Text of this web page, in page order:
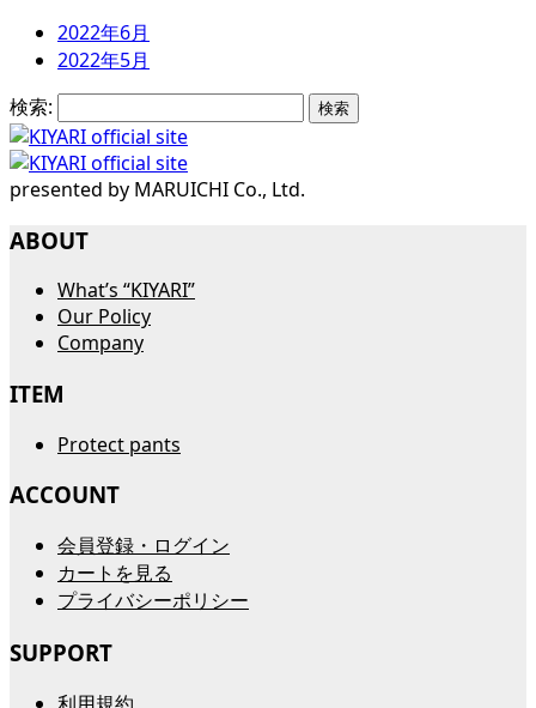
2022年6月
2022年5月
検索:
presented by MARUICHI Co., Ltd.
ABOUT
What’s “KIYARI”
Our Policy
Company
ITEM
Protect pants
ACCOUNT
会員登録・ログイン
カートを見る
プライバシーポリシー
SUPPORT
利用規約